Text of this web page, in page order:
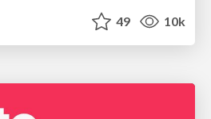
49 10k